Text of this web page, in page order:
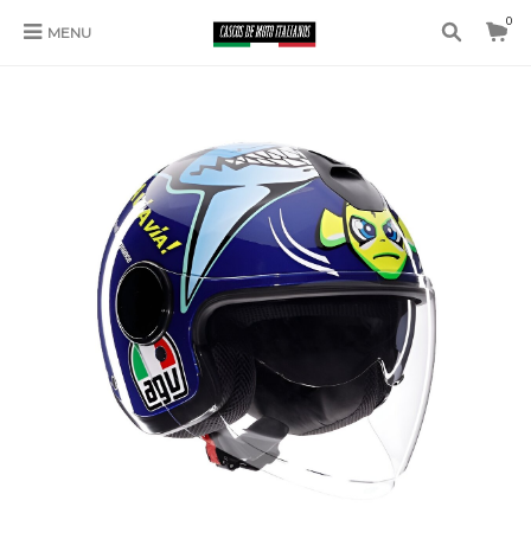
MENU
0